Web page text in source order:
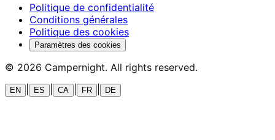
Politique de confidentialité
Conditions générales
Politique des cookies
Paramètres des cookies
© 2026 Campernight. All rights reserved.
EN ES CA FR DE